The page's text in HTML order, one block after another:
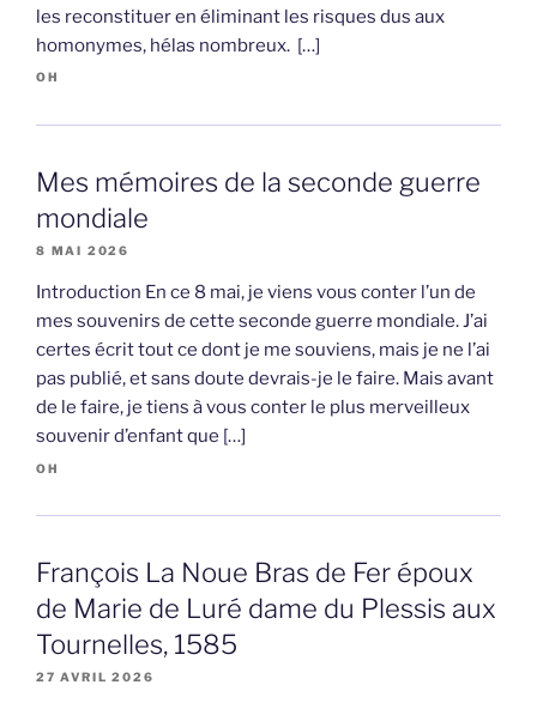
les reconstituer en éliminant les risques dus aux
homonymes, hélas nombreux. […]
OH
Mes mémoires de la seconde guerre
mondiale
8 MAI 2026
Introduction En ce 8 mai, je viens vous conter l’un de
mes souvenirs de cette seconde guerre mondiale. J’ai
certes écrit tout ce dont je me souviens, mais je ne l’ai
pas publié, et sans doute devrais-je le faire. Mais avant
de le faire, je tiens à vous conter le plus merveilleux
souvenir d’enfant que […]
OH
François La Noue Bras de Fer époux
de Marie de Luré dame du Plessis aux
Tournelles, 1585
27 AVRIL 2026